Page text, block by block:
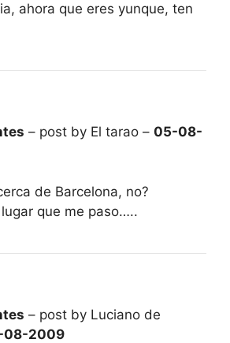
ahora que eres yunque, ten
– post by El tarao – 05-08-
de Barcelona, no?
que me paso…..
– post by Luciano de
08-2009